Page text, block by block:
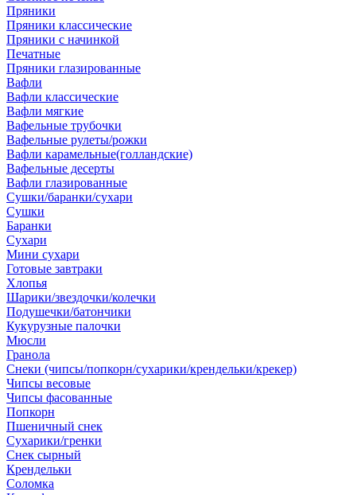
Пряники
Пряники классические
Пряники с начинкой
Печатные
Пряники глазированные
Вафли
Вафли классические
Вафли мягкие
Вафельные трубочки
Вафельные рулеты/рожки
Вафли карамельные(голландские)
Вафельные десерты
Вафли глазированные
Сушки/баранки/сухари
Сушки
Баранки
Сухари
Мини сухари
Готовые завтраки
Хлопья
Шарики/звездочки/колечки
Подушечки/батончики
Кукурузные палочки
Мюсли
Гранола
Снеки (чипсы/попкорн/сухарики/крендельки/крекер)
Чипсы весовые
Чипсы фасованные
Попкорн
Пшеничный снек
Сухарики/гренки
Снек сырный
Крендельки
Соломка